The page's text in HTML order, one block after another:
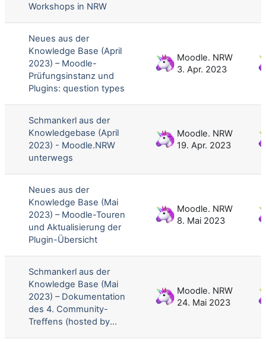
Workshops in NRW
Neues aus der
Knowledge Base (April
2023) – Moodle-
Prüfungsinstanz und
Plugins: question types
Moodle. NRW
3. Apr. 2023
Schmankerl aus der
Knowledgebase (April
2023) - Moodle.NRW
unterwegs
Moodle. NRW
19. Apr. 2023
Neues aus der
Knowledge Base (Mai
2023) – Moodle-Touren
und Aktualisierung der
Plugin-Übersicht
Moodle. NRW
8. Mai 2023
Schmankerl aus der
Knowledge Base (Mai
2023) – Dokumentation
des 4. Community-
Treffens (hosted by...
Moodle. NRW
24. Mai 2023